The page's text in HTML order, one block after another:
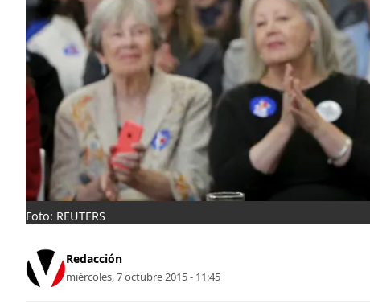
Foto: REUTERS
Redacción
miércoles, 7 octubre 2015 - 11:45